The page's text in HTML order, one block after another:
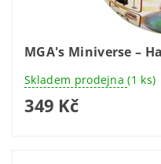
MGA's Miniverse –
Skladem prodejna(1 ks)
349 Kč